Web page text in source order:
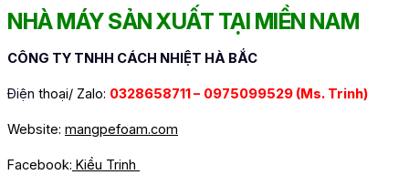
NHÀ MÁY SẢN XUẤT TẠI MIỀN NAM
CÔNG TY TNHH CÁCH NHIỆT HÀ BẮC
Điện thoại/ Zalo: 0328658711 – 0975099529 (Ms. Trinh)
Website: mangpefoam.com
Facebook: Kiều Trinh